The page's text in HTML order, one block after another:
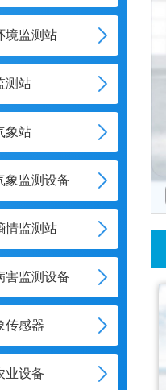
境监测站
测站
象站
象监测设备
情监测站
害监测设备
传感器
业设备